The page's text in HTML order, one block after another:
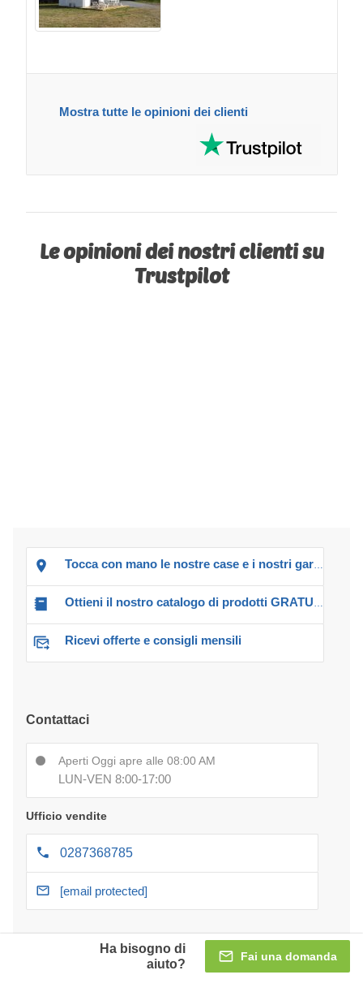
Mostra tutte le opinioni dei clienti
Fai una domanda
Ha bisogno di
aiuto?
Le opinioni dei nostri clienti su
Trustpilot
Tocca con mano le nostre case e i nostri garage!
Ottieni il nostro catalogo di prodotti GRATUITO!
Ricevi offerte e consigli mensili
Contattaci
Aperti Oggi apre alle 08:00 AM
LUN-VEN 8:00-17:00
Ufficio vendite
0287368785
[email protected]
Servizio clienti